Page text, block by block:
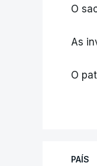
O
As
O
PAÍS